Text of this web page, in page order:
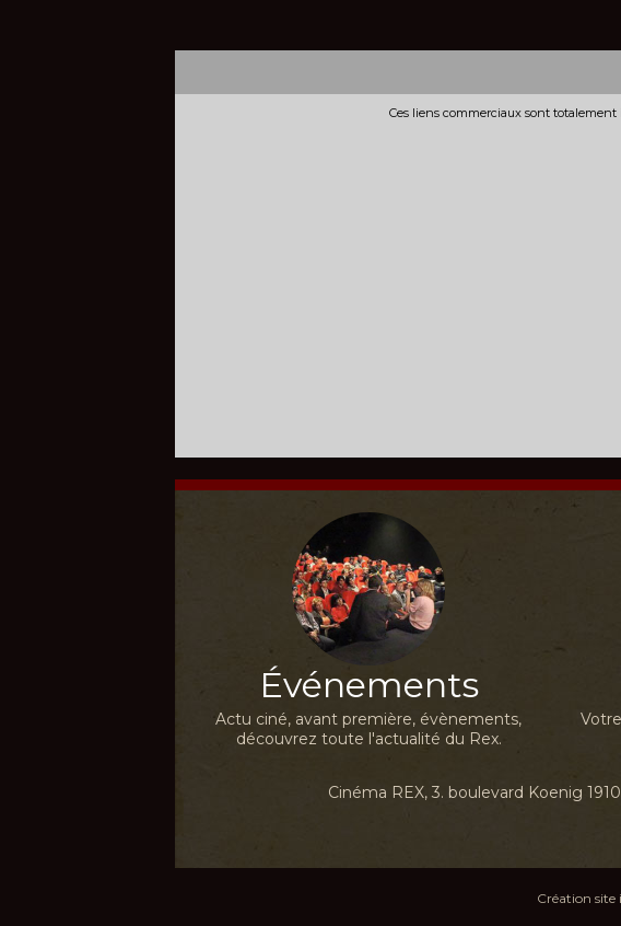
Ces liens commerciaux sont
Événements
Actu ciné, avant première, évènements,
découvrez toute l'actualité du Rex.
Cinéma REX, 3. boulevard Koenig
Création